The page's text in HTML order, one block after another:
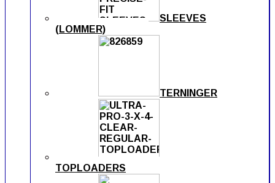
SLEEVES
(LOMMER)
TERNINGER
TOPLOADERS